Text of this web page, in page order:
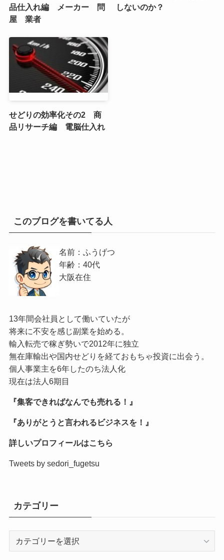
品仕入れ編 メーカー 問
屋 業者
しないのか？
せどりの効率化その2 商
品リサーチ編 電脳仕入れ
このブログを書いてる人
名前：ふうげつ
年齢：40代
大阪在住
13年間会社員として働いていたが
将来に不安を感じ副業を始める。
輸入転売で稼ぎ勢いで2012年に独立
無在庫輸出や国内せどりを経ておもちゃ投資に出会う。
個人事業主を6年したのち法人化
現在は法人6期目
『集客できればなんでも売れる！』
『ありがとうと言われるビジネスを！』
詳しいプロフィールはこちら
Tweets by sedori_fugetsu
カテゴリー